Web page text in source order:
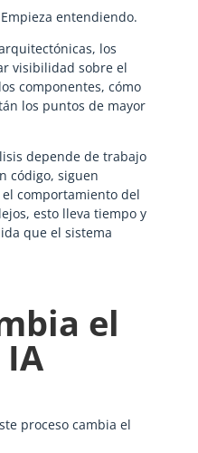
entendiendo.
los
visibilidad sobre el
componentes, cómo
los puntos de mayor
depende de trabajo
código, siguen
comportamiento del
esto lleva tiempo y
que el sistema
el
proceso cambia el